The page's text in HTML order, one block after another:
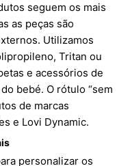
seguem os mais
as peças são
Utilizamos
Tritan ou
e acessórios de
bebé. O rótulo “sem
de marcas
e Lovi Dynamic.
personalizar os